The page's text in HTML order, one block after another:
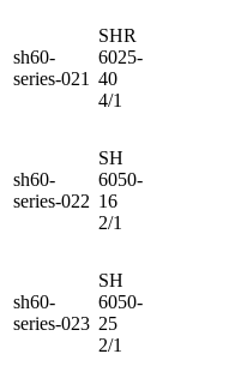
sh60-
series-021
SHR
6025-
40
4/1
sh60-
series-022
SH
6050-
16
2/1
sh60-
series-023
SH
6050-
25
2/1